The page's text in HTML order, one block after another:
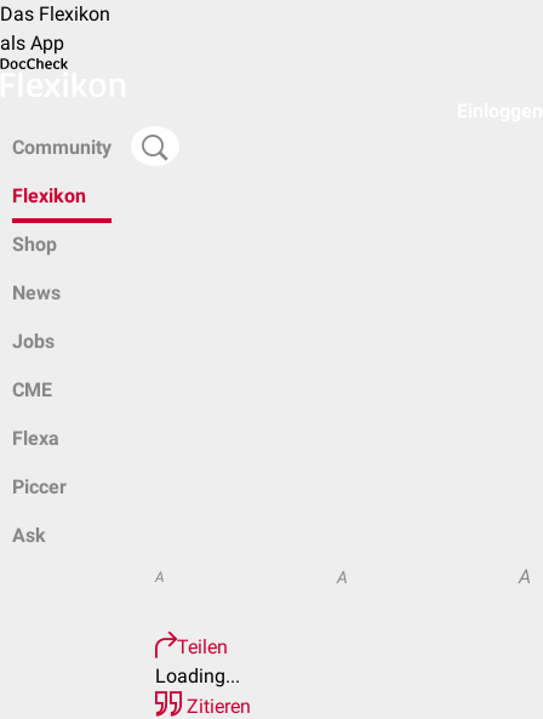
Das Flexikon
als App
Community
Flexikon
Shop
News
Jobs
CME
Flexa
Piccer
Ask
A A A
Teilen
Loading...
Zitieren